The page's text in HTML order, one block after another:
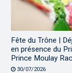
Fête du Trône |
en présence du
Prince Moulay
30/07/2026